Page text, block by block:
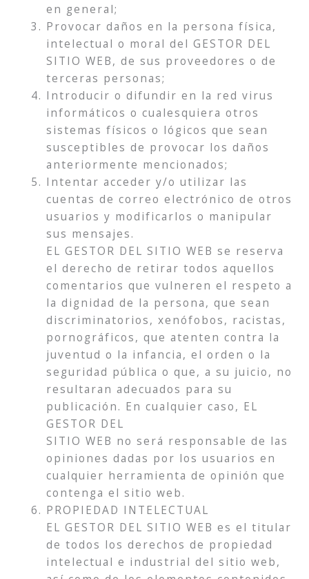
en general;
Provocar daños en la persona física,
intelectual o moral del GESTOR DEL
SITIO WEB, de sus proveedores o de
terceras personas;
Introducir o difundir en la red virus
informáticos o cualesquiera otros
sistemas físicos o lógicos que sean
susceptibles de provocar los daños
anteriormente mencionados;
Intentar acceder y/o utilizar las
cuentas de correo electrónico de otros
usuarios y modificarlos o manipular
sus mensajes.
EL GESTOR DEL SITIO WEB se reserva
el derecho de retirar todos aquellos
comentarios que vulneren el respeto a
la dignidad de la persona, que sean
discriminatorios, xenófobos, racistas,
pornográficos, que atenten contra la
juventud o la infancia, el orden o la
seguridad pública o que, a su juicio, no
resultaran adecuados para su
publicación. En cualquier caso, EL
GESTOR DEL
SITIO WEB no será responsable de las
opiniones dadas por los usuarios en
cualquier herramienta de opinión que
contenga el sitio web.
PROPIEDAD INTELECTUAL
EL GESTOR DEL SITIO WEB es el titular
de todos los derechos de propiedad
intelectual e industrial del sitio web,